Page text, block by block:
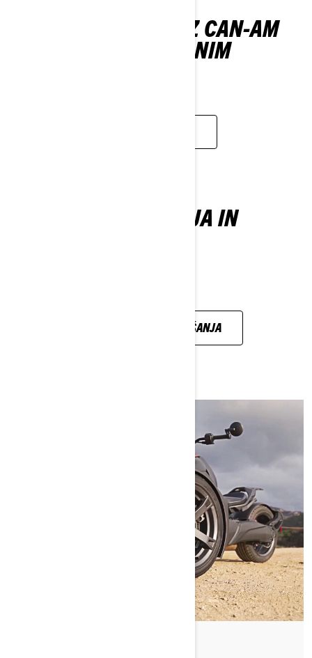
NAUČITE SE VOZITI Z CAN-AM
RIDER IZOBRAŽEVALNIM
VSA VAŠA VPRAŠANJA IN
POGLEJTE VSA VPRAŠANJA